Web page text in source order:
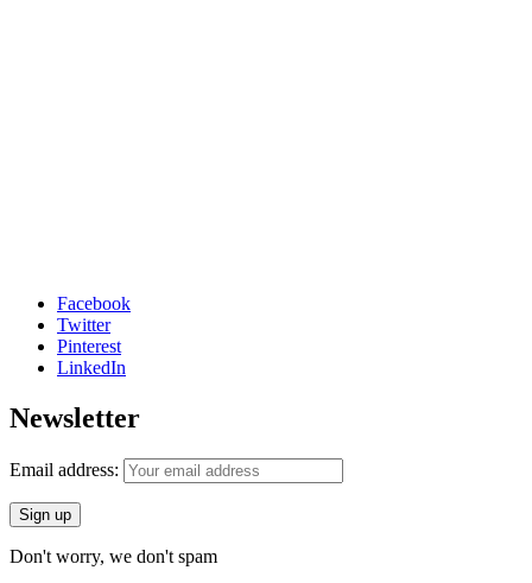
Facebook
Twitter
Pinterest
LinkedIn
Newsletter
Email address:
Don't worry, we don't spam